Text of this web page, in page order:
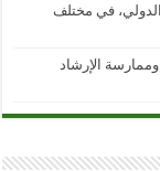
في مختلف
الإرشاد